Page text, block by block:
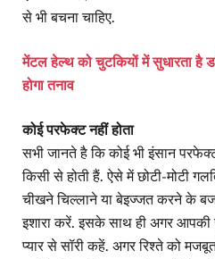
से भी बचना चाहिए.
मेंटल हेल्थ को चुटकियों में सुधारता है
होगा तनाव
कोई परफेक्ट नहीं होता
सभी जानते है कि कोई भी इंसान
किसी से होती हैं. ऐसे में छोटी-मोटी
चीखने चिल्लाने या बेइज्जत करने के
इशारा करें. इसके साथ ही अगर
प्यार से सॉरी कहें. अगर रिश्ते को